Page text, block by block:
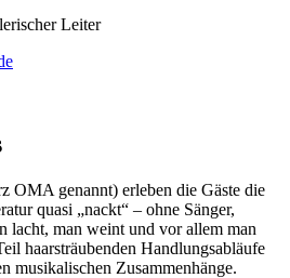
Leiter
OMA genannt) erleben die Gäste die
quasi „nackt“ – ohne Sänger,
lacht, man weint und vor allem man
haarsträubenden Handlungsabläufe
musikalischen Zusammenhänge.